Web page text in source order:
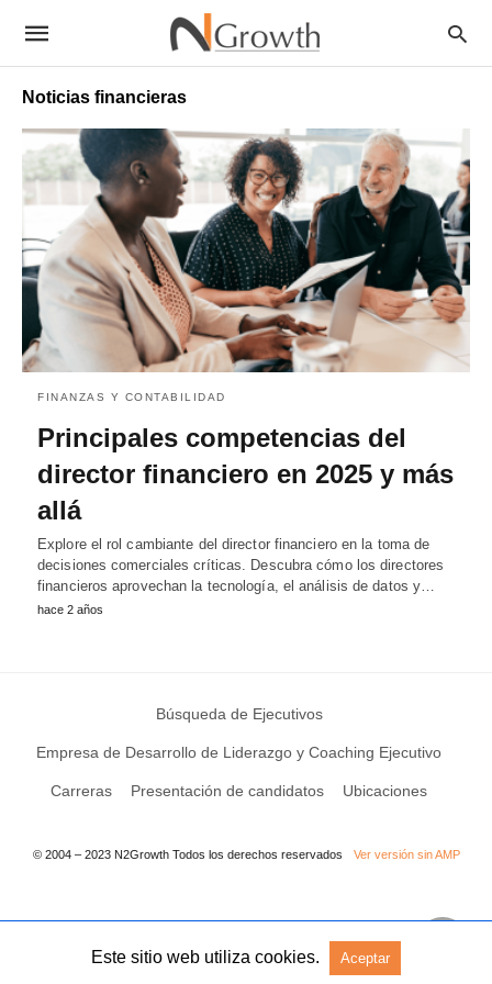
Noticias financieras
FINANZAS Y CONTABILIDAD
Principales competencias del
director financiero en 2025 y más
allá
Explore el rol cambiante del director financiero en la toma de
decisiones comerciales críticas. Descubra cómo los directores
financieros aprovechan la tecnología, el análisis de datos y…
hace 2 años
Búsqueda de Ejecutivos
Empresa de Desarrollo de Liderazgo y Coaching Ejecutivo
Carreras Presentación de candidatos Ubicaciones
© 2004 – 2023 N2Growth Todos los derechos reservados Ver versión sin AMP
Este sitio web utiliza cookies. Aceptar